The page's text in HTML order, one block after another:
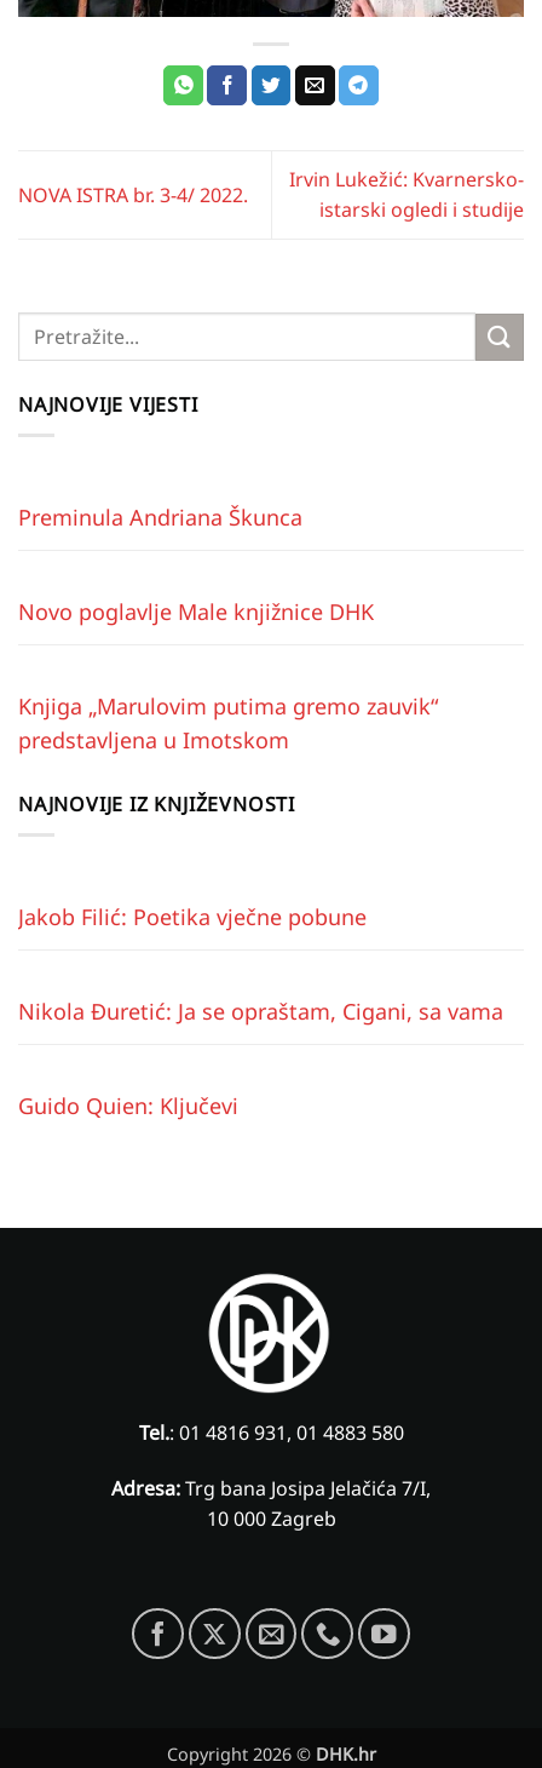
NOVA ISTRA br. 3-4/ 2022.
Irvin Lukežić: Kvarnersko-
istarski ogledi i studije
NAJNOVIJE VIJESTI
Preminula Andriana Škunca
Novo poglavlje Male knjižnice DHK
Knjiga „Marulovim putima gremo zauvik“
predstavljena u Imotskom
NAJNOVIJE IZ KNJIŽEVNOSTI
Jakob Filić: Poetika vječne pobune
Nikola Đuretić: Ja se opraštam, Cigani, sa vama
Guido Quien: Ključevi
Tel.: 01 4816 931, 01 4883 580
Adresa:Trg bana Josipa Jelačića 7/I,
10 000 Zagreb
Copyright 2026 © DHK.hr